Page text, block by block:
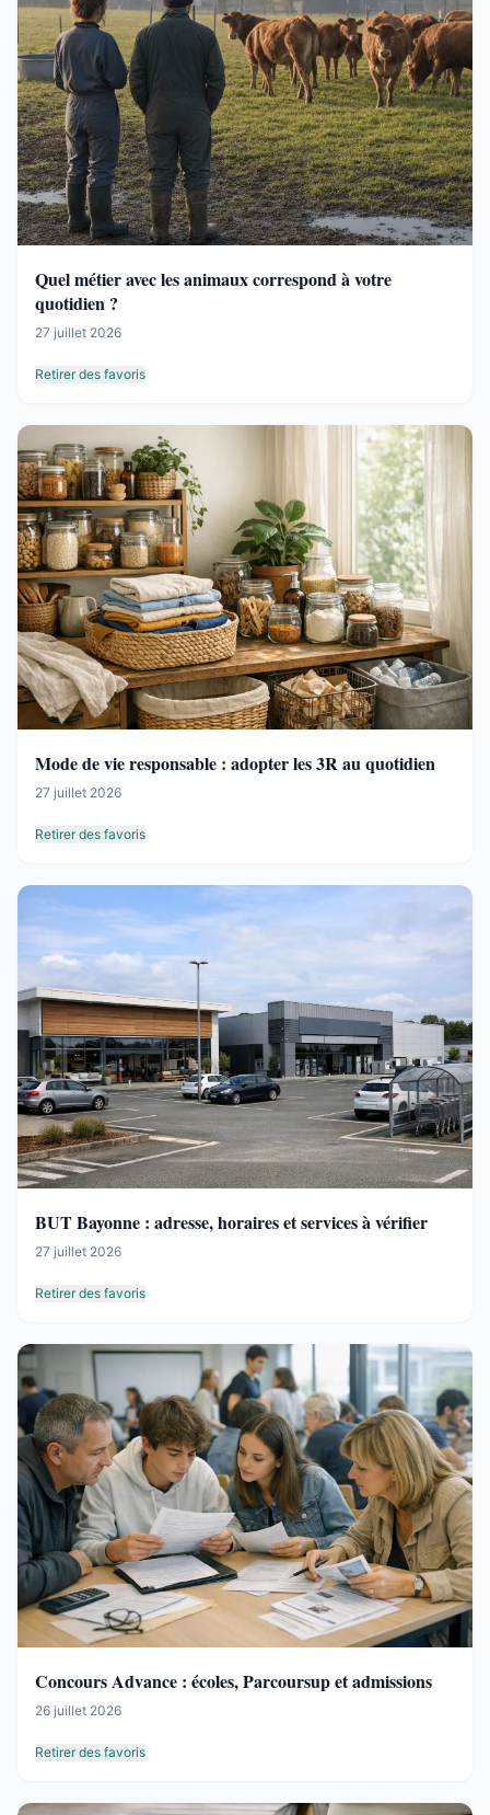
Quel métier avec les animaux correspond à votre
quotidien ?
27 juillet 2026
Retirer des favoris
Mode de vie responsable : adopter les 3R au quotidien
27 juillet 2026
Retirer des favoris
BUT Bayonne : adresse, horaires et services à vérifier
27 juillet 2026
Retirer des favoris
Concours Advance : écoles, Parcoursup et admissions
26 juillet 2026
Retirer des favoris